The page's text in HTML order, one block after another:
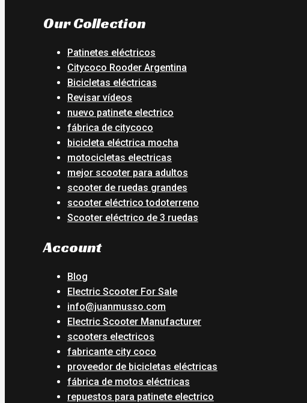
Our Collection
Patinetes eléctricos
Citycoco Rooder Argentina
Bicicletas eléctricas
Revisar vídeos
nuevo patinete electrico
fábrica de citycoco
bicicleta eléctrica mocha
motocicletas electricas
mejor scooter para adultos
scooter de ruedas grandes
scooter eléctrico todoterreno
Scooter eléctrico de 3 ruedas
Account
Blog
Electric Scooter For Sale
info@juanmusso.com
Electric Scooter Manufacturer
scooters electricos
fabricante city coco
proveedor de bicicletas eléctricas
fábrica de motos eléctricas
repuestos para patinete electrico